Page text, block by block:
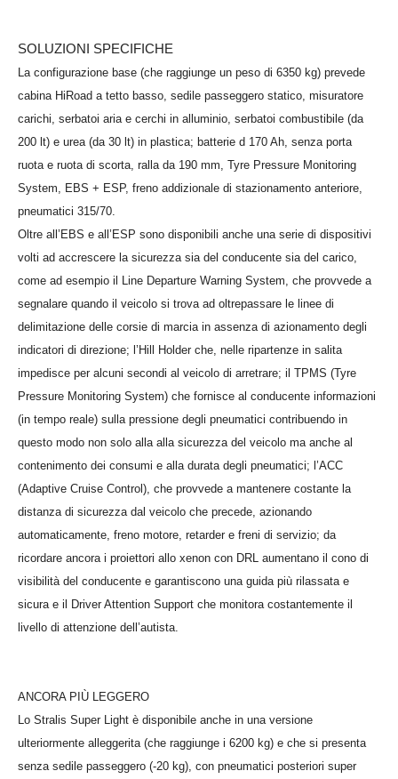
SOLUZIONI SPECIFICHE
La configurazione base (che raggiunge un peso di 6350 kg) prevede
cabina HiRoad a tetto basso, sedile passeggero statico, misuratore
carichi, serbatoi aria e cerchi in alluminio, serbatoi combustibile (da
200 lt) e urea (da 30 lt) in plastica; batterie d 170 Ah, senza porta
ruota e ruota di scorta, ralla da 190 mm, Tyre Pressure Monitoring
System, EBS + ESP, freno addizionale di stazionamento anteriore,
pneumatici 315/70.
Oltre all’EBS e all’ESP sono disponibili anche una serie di dispositivi
volti ad accrescere la sicurezza sia del conducente sia del carico,
come ad esempio il Line Departure Warning System, che provvede a
segnalare quando il veicolo si trova ad oltrepassare le linee di
delimitazione delle corsie di marcia in assenza di azionamento degli
indicatori di direzione; l’Hill Holder che, nelle ripartenze in salita
impedisce per alcuni secondi al veicolo di arretrare; il TPMS (Tyre
Pressure Monitoring System) che fornisce al conducente informazioni
(in tempo reale) sulla pressione degli pneumatici contribuendo in
questo modo non solo alla alla sicurezza del veicolo ma anche al
contenimento dei consumi e alla durata degli pneumatici; l’ACC
(Adaptive Cruise Control), che provvede a mantenere costante la
distanza di sicurezza dal veicolo che precede, azionando
automaticamente, freno motore, retarder e freni di servizio; da
ricordare ancora i proiettori allo xenon con DRL aumentano il cono di
visibilità del conducente e garantiscono una guida più rilassata e
sicura e il Driver Attention Support che monitora costantemente il
livello di attenzione dell’autista.
ANCORA PIÙ LEGGERO
Lo Stralis Super Light è disponibile anche in una versione
ulteriormente alleggerita (che raggiunge i 6200 kg) e che si presenta
senza sedile passeggero (-20 kg), con pneumatici posteriori super